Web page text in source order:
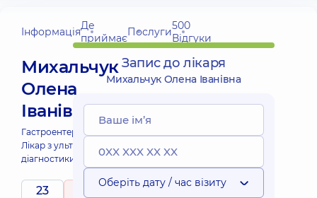
ІнформаціяДе
приймаєПослуги500
Відгуки
Михальчук
Олена
Іванівна
Гастроентеролог;
Лікар з ультразвукової
діагностики;
23 4.9 / 5
Запис до лікаря
Михальчук Олена Іванівна
Оберіть дату / час візиту